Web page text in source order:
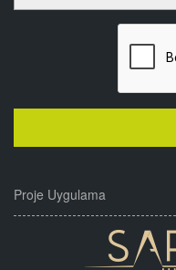
Proje Uygulama